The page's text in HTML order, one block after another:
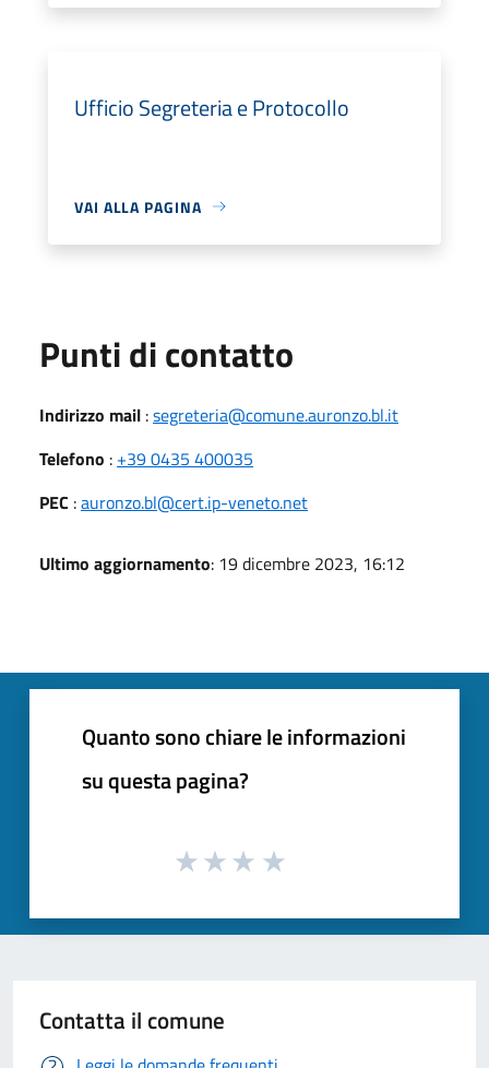
Ufficio Segreteria e Protocollo
VAI ALLA PAGINA
Punti di contatto
Indirizzo mail :segreteria@comune.auronzo.bl.it
Telefono : +39 0435 400035
PEC :auronzo.bl@cert.ip-veneto.net
Ultimo aggiornamento: 19 dicembre 2023, 16:12
Quanto sono chiare le informazioni
su questa pagina?
Contatta il comune